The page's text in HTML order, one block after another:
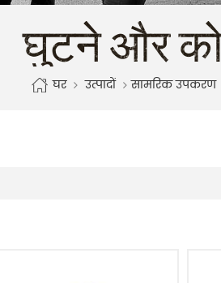
घुटने और
घर उत्पादों सामरिक उपकरण